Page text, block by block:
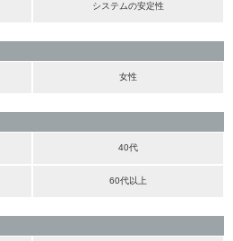
システムの安定性
女性
40代
60代以上